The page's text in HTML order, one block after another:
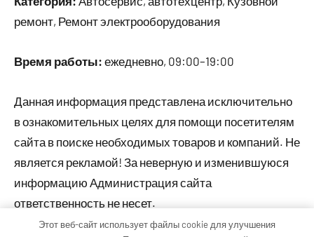
ремонт, Ремонт электрооборудования
Время работы: ежедневно, 09:00–19:00
Данная информация представлена исключительно
в ознакомительных целях для помощи посетителям
сайта в поиске необходимых товаров и компаний. Не
является рекламой! За неверную и изменившуюся
информацию Администрация сайта
ответственность не несет.
Этот веб-сайт использует файлы cookie для улучшения